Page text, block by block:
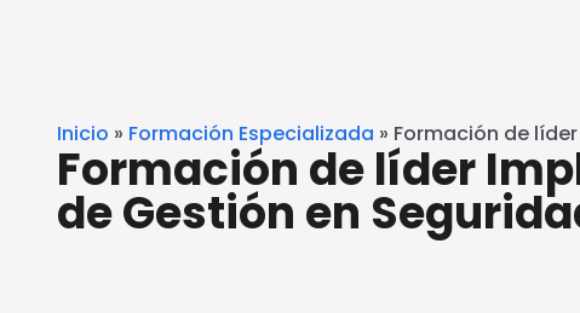
Inicio » Formación Especializada » Formación de
Formación de líder
de Gestión en